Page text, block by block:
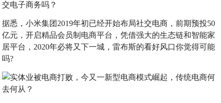
交电子商务吗？
据悉，小米集团2019年初已经开始布局社交电商，前期预投50
亿元，开启精品会员制电商平台，凭借强大的生态链和智能家
居平台，2020年必将又下一城，雷布斯的看好风口你觉得可能
吗?